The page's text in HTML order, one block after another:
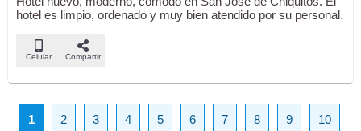
hotel es limpio, ordenado y muy bien atendido por su personal.
Celular Compartir
1 2 3 4 5 6 7 8 9 10